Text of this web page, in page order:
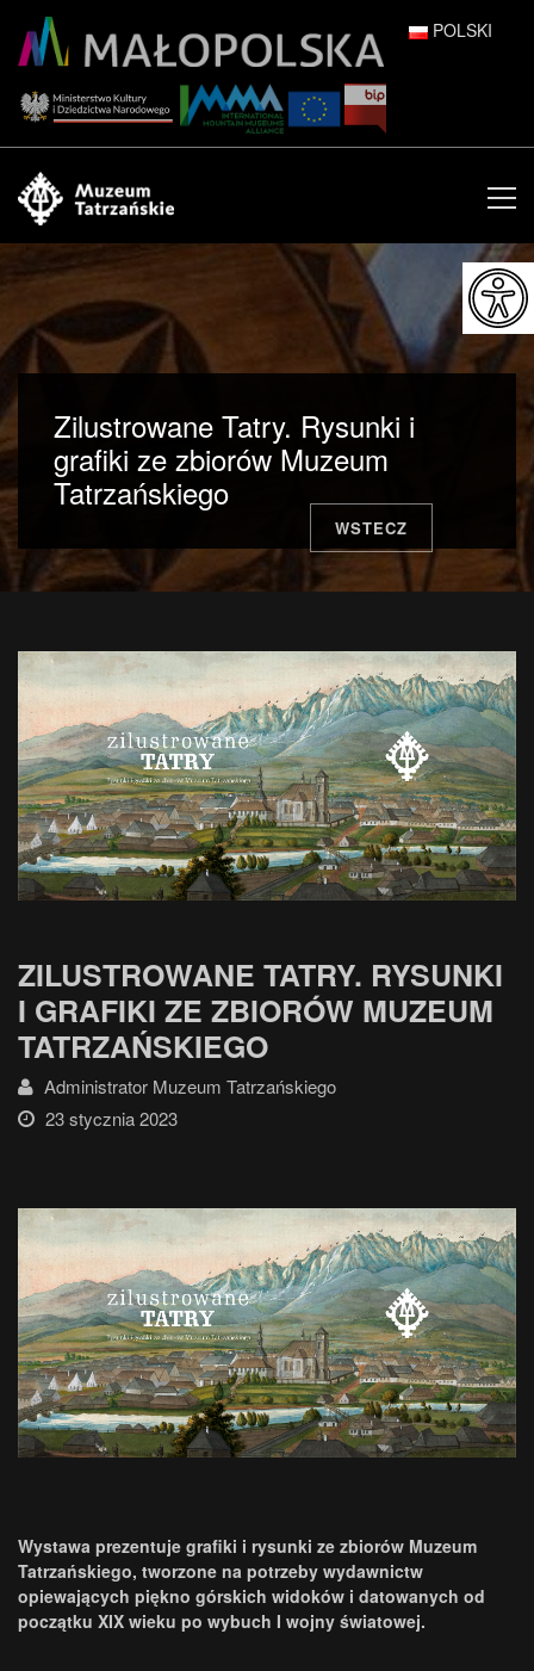
POLSKI
ENGLISH
ESPAÑOL
FRANÇAIS
ITALIANO
Zilustrowane Tatry. Rysunki i
grafiki ze zbiorów Muzeum
Tatrzańskiego
WSTECZ
ZILUSTROWANE TATRY. RYSUNKI
I GRAFIKI ZE ZBIORÓW MUZEUM
TATRZAŃSKIEGO
Administrator Muzeum Tatrzańskiego
23 stycznia 2023
Wystawa prezentuje grafiki i rysunki ze zbiorów Muzeum
Tatrzańskiego, tworzone na potrzeby wydawnictw
opiewających piękno górskich widoków i datowanych od
początku XIX wieku po wybuch I wojny światowej.